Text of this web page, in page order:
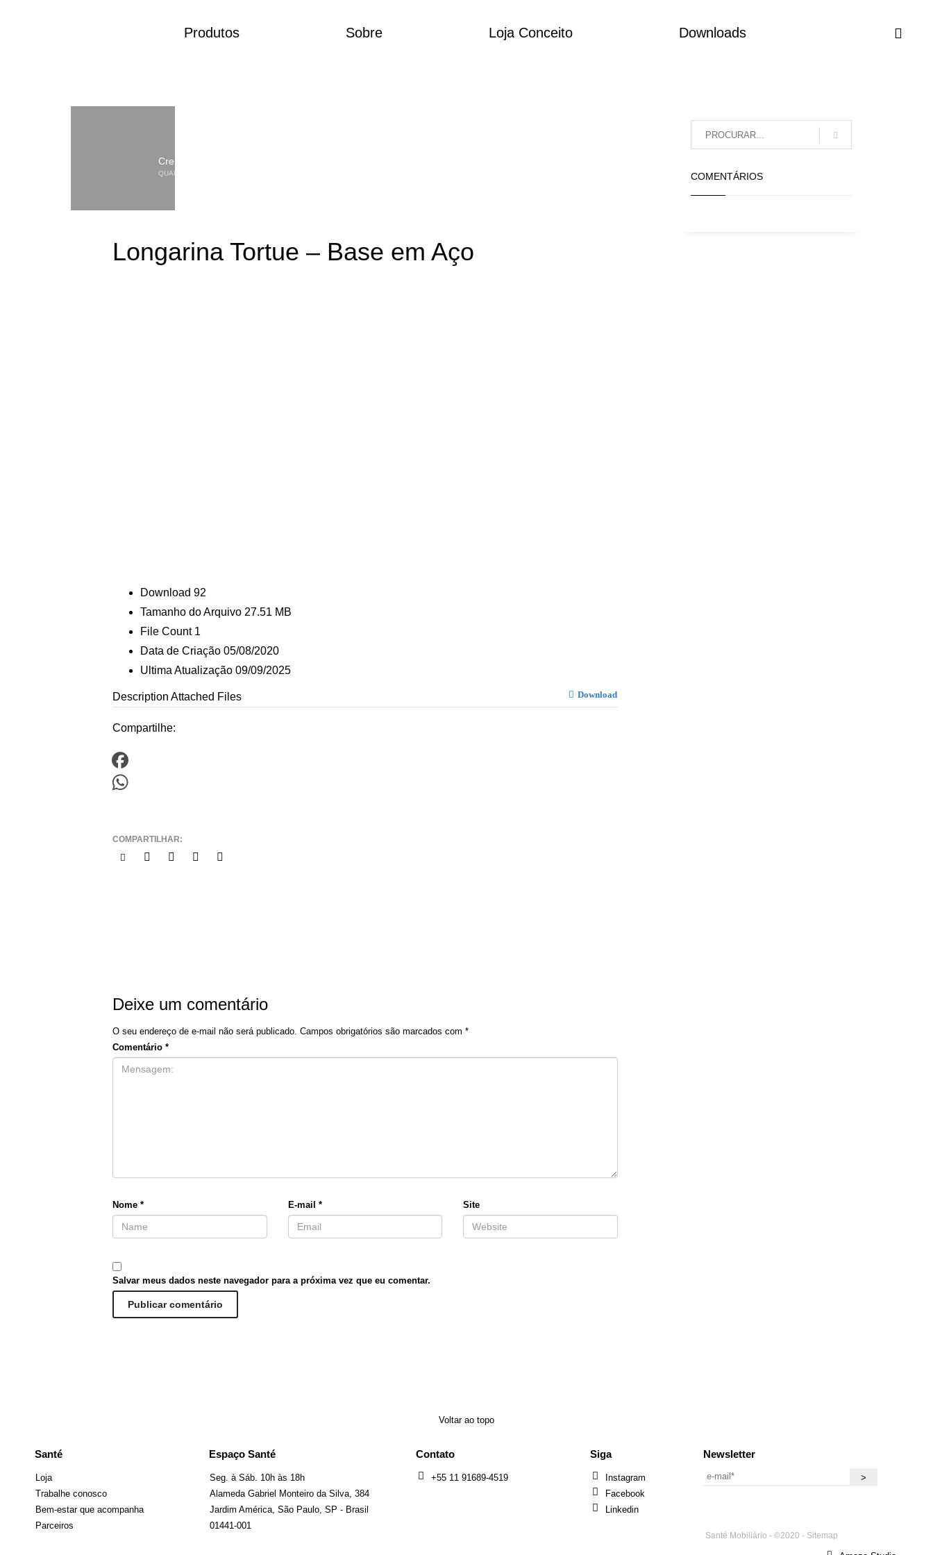
Produtos Sobre Loja Conceito Downloads
Cremme
QUARTA-FEIRA, 05 AGOSTO 2020
Longarina Tortue – Base em Aço
Download 92
Tamanho do Arquivo 27.51 MB
File Count 1
Data de Criação 05/08/2020
Ultima Atualização 09/09/2025
Download
Description Attached Files
Compartilhe:
Deixe um comentário
O seu endereço de e-mail não será publicado. Campos obrigatórios são marcados com *
Comentário *
Nome * E-mail * Site
Salvar meus dados neste navegador para a próxima vez que eu comentar.
COMENTÁRIOS
Voltar ao topo
Santé
Loja
Trabalhe conosco
Bem-estar que acompanha
Parceiros
Espaço Santé
Seg. à Sáb. 10h às 18h
Alameda Gabriel Monteiro da Silva, 384
Jardim América, São Paulo, SP - Brasil
01441-001
Contato
+55 11 91689-4519
Siga
Instagram
Facebook
Linkedin
Newsletter
Santé Mobiliário - ©2020 - Sitemap